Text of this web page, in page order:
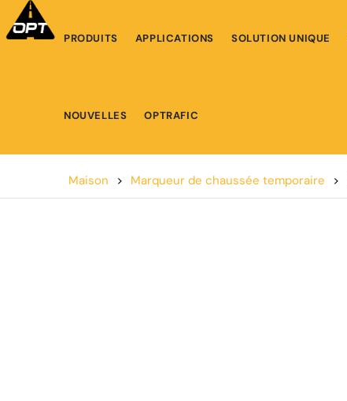
PRODUITS APPLICATIONS SOLUTION UNIQUE
NOUVELLES OPTRAFIC
Maison > Marqueur de chaussée temporaire >